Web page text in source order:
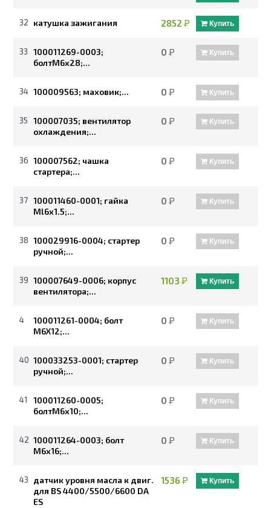
32 катушка зажигания 2852Р Купить
33
100011269-0003;
болтМ6х28;...
0Р Купить
34 100009563; маховик;... 0Р Купить
35
100007035; вентилятор
охлаждения;...
0Р Купить
36 100007562; чашка
стартера;...
0Р Купить
37 100011460-0001; гайка
Ml6x1.5;...
0Р Купить
38 100029916-0004; стартер
ручной;...
0Р Купить
39 100007649-0006; корпус
вентилятора;...
1103Р Купить
4
100011261-0004; болт
М6Х12;...
0Р Купить
40 100033253-0001; стартер
ручной;...
0Р Купить
41
100011260-0005;
болтМ6х10;...
0Р Купить
42 100011264-0003; болт
М6х16;...
0Р Купить
43
датчик уровня масла к двиг.
для BS 4400/5500/6600 DA
ES
1536Р Купить